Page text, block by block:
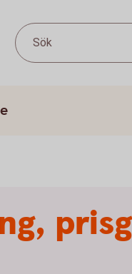
Sök